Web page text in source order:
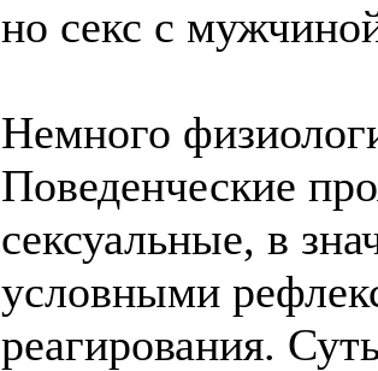
но секс с
Немного
Поведенческие
сексуальные, в
условными
реагирования.